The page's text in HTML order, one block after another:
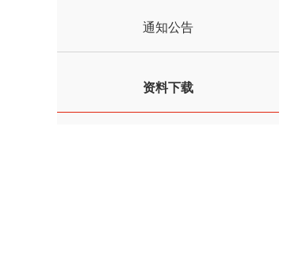
通知公告
资料下载